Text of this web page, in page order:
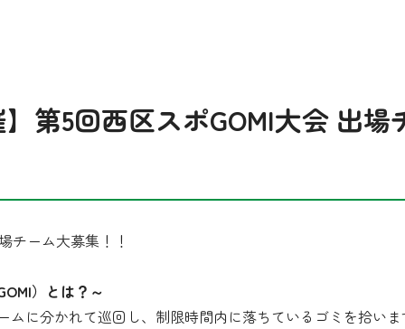
】第5回西区スポGOMI大会 出
チーム大募集！！
）とは？～
ムに分かれて巡回し、制限時間内に落ちているゴミを拾い